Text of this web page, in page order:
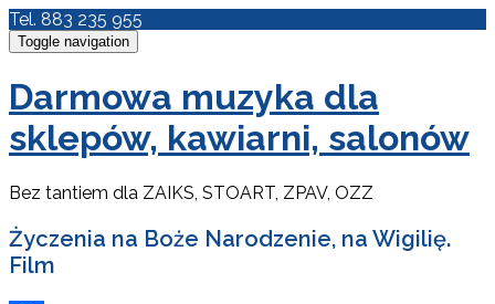
Tel. 883 235 955
Toggle navigation
Darmowa muzyka dla
sklepów, kawiarni, salonów
Bez tantiem dla ZAIKS, STOART, ZPAV, OZZ
Życzenia na Boże Narodzenie, na Wigilię.
Film